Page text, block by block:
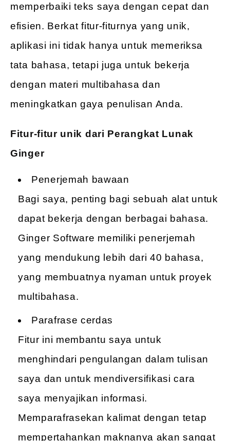
memperbaiki teks saya dengan cepat dan
efisien. Berkat fitur-fiturnya yang unik,
aplikasi ini tidak hanya untuk memeriksa
tata bahasa, tetapi juga untuk bekerja
dengan materi multibahasa dan
meningkatkan gaya penulisan Anda.
Fitur-fitur unik dari Perangkat Lunak
Ginger
Penerjemah bawaan
Bagi saya, penting bagi sebuah alat untuk
dapat bekerja dengan berbagai bahasa.
Ginger Software memiliki penerjemah
yang mendukung lebih dari 40 bahasa,
yang membuatnya nyaman untuk proyek
multibahasa.
Parafrase cerdas
Fitur ini membantu saya untuk
menghindari pengulangan dalam tulisan
saya dan untuk mendiversifikasi cara
saya menyajikan informasi.
Memparafrasekan kalimat dengan tetap
mempertahankan maknanya akan sangat